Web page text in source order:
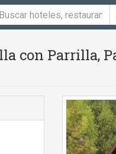
con Parrilla,